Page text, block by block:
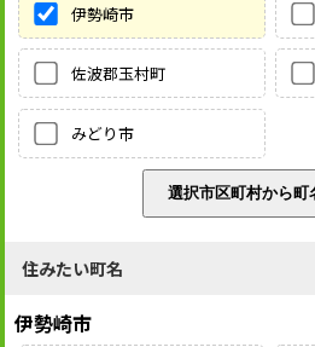
伊勢崎市
佐波郡玉村町
みどり市
住みたい町名
伊勢崎市